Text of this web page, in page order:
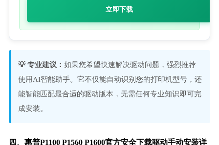
立即下载
💡 专业建议： 如果您希望快速解决驱动问题，强烈推荐
使用AI智能助手。它不仅能自动识别您的打印机型号，还
能智能匹配最合适的驱动版本，无需任何专业知识即可完
成安装。
四、惠普P1100 P1560 P1600官方安全下载驱动手动安装详